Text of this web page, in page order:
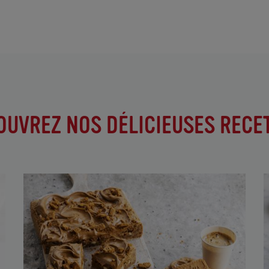
NOS DÉLICIEUSES